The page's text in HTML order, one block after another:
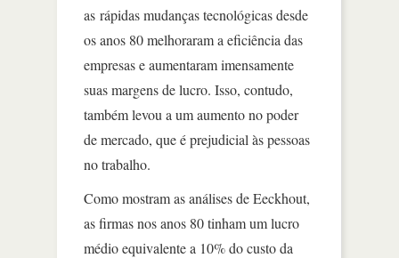
as rápidas mudanças tecnológicas desde
os anos 80 melhoraram a eficiência das
empresas e aumentaram imensamente
suas margens de lucro. Isso, contudo,
também levou a um aumento no poder
de mercado, que é prejudicial às pessoas
no trabalho.
Como mostram as análises de Eeckhout,
as firmas nos anos 80 tinham um lucro
médio equivalente a 10% do custo da